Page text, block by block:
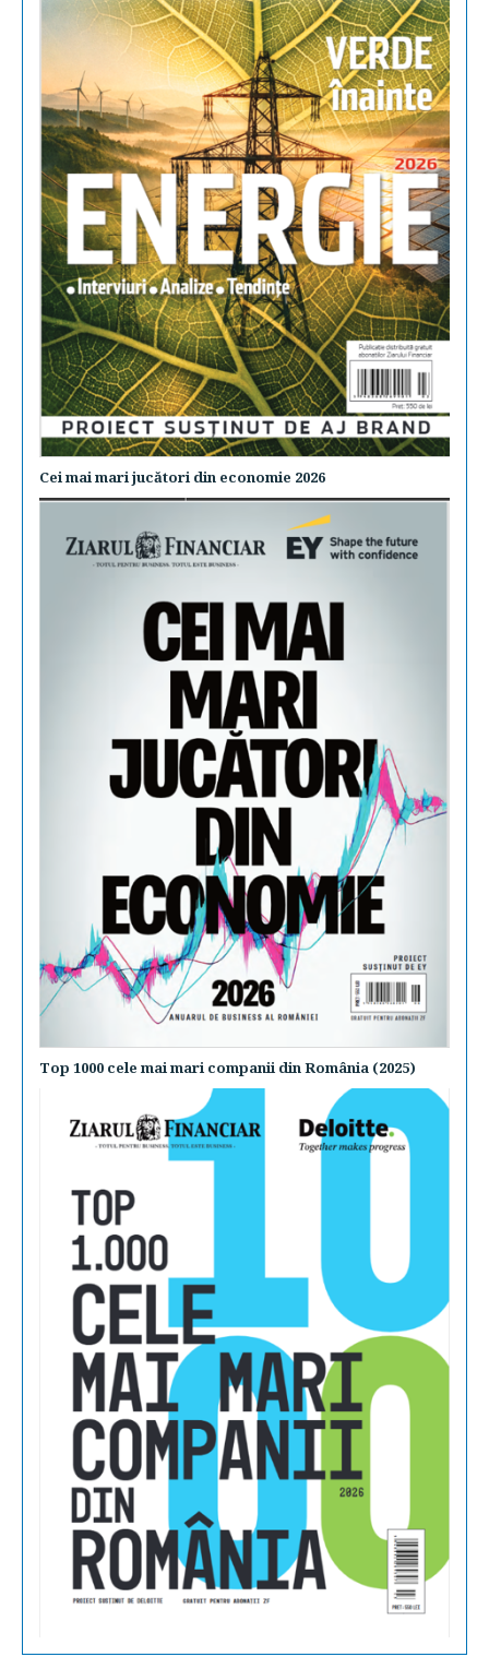
Cei mai mari jucători din economie 2026
Top 1000 cele mai mari companii din România (2025)